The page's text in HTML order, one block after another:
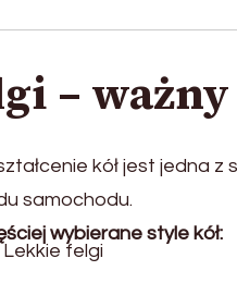
–
kół jest jedna
samochodu.
wybierane style kół:
Lekkie felgi